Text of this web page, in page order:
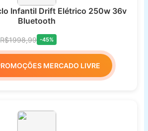
Infantil Drift Elétrico 250w 36v
Bluetooth
R$1998,99 -45%
MERCADO LIVRE